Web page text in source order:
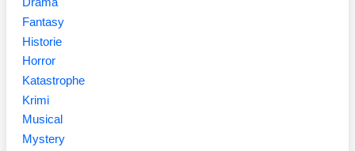
Drama
Fantasy
Historie
Horror
Katastrophe
Krimi
Musical
Mystery